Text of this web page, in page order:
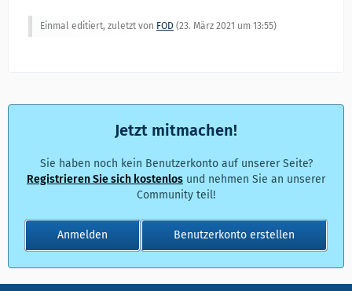
Einmal editiert, zuletzt von FOD (23. März 2021 um 13:55)
Jetzt mitmachen!
Sie haben noch kein Benutzerkonto auf unserer Seite?
Registrieren Sie sich kostenlos und nehmen Sie an unserer
Community teil!
Benutzerkonto erstellen
Anmelden